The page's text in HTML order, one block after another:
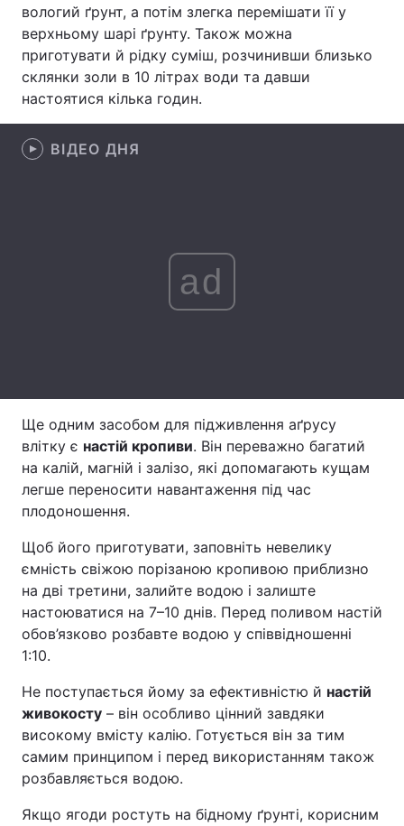
Думки
Архів Вакансії
Контакти
Послуги
вологий ґрунт, а потім злегка перемішати її у
верхньому шарі ґрунту. Також можна
приготувати й рідку суміш, розчинивши близько
склянки золи в 10 літрах води та давши
настоятися кілька годин.
ВІДЕО ДНЯ
ad
Ще одним засобом для підживлення аґрусу
влітку є настій кропиви. Він переважно багатий
на калій, магній і залізо, які допомагають кущам
легше переносити навантаження під час
плодоношення.
Щоб його приготувати, заповніть невелику
ємність свіжою порізаною кропивою приблизно
на дві третини, залийте водою і залиште
настоюватися на 7–10 днів. Перед поливом настій
обов’язково розбавте водою у співвідношенні
1:10.
Не поступається йому за ефективністю й настій
живокосту – він особливо цінний завдяки
високому вмісту калію. Готується він за тим
самим принципом і перед використанням також
розбавляється водою.
Якщо ягоди ростуть на бідному ґрунті, корисним